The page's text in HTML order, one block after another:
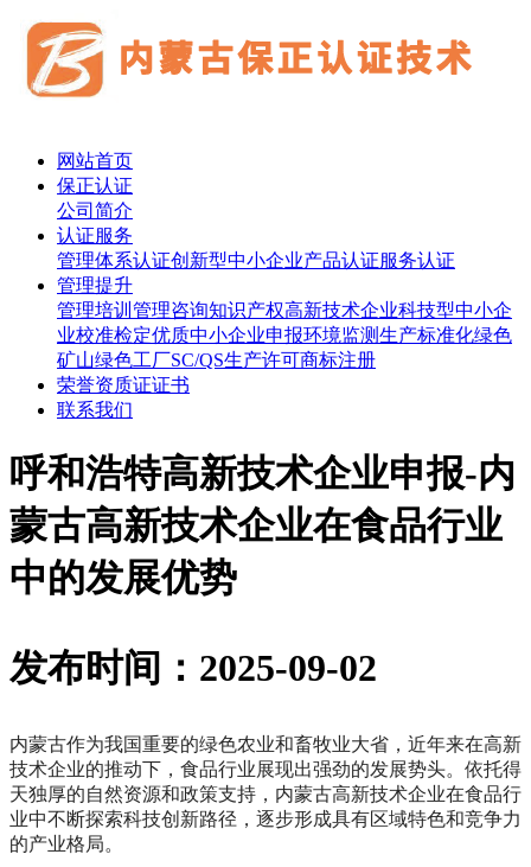
网站首页
保正认证
公司简介
认证服务
管理体系认证创新型中小企业产品认证服务认证
管理提升
管理培训 管理咨询知识产权高新技术企业科技型中小企
业校准检定优质中小企业申报环境监测生产标准化绿色
矿山绿色工厂SC/QS生产许可商标注册
荣誉资质证证书
联系我们
呼和浩特高新技术企业申报-内
蒙古高新技术企业在食品行业
中的发展优势
发布时间：2025-09-02
内蒙古作为我国重要的绿色农业和畜牧业大省，近年来在高新
技术企业的推动下，食品行业展现出强劲的发展势头。依托得
天独厚的自然资源和政策支持，内蒙古高新技术企业在食品行
业中不断探索科技创新路径，逐步形成具有区域特色和竞争力
的产业格局。